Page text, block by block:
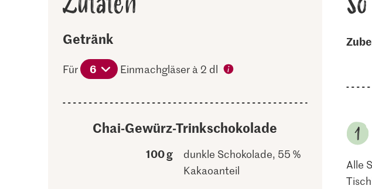
Getränk
Für 6 Einmachgläser à 2 dl
Chai-Gewürz-Trinkschokolade
100 g
dunkle Schokolade, 55 %
Kakaoanteil
Alle